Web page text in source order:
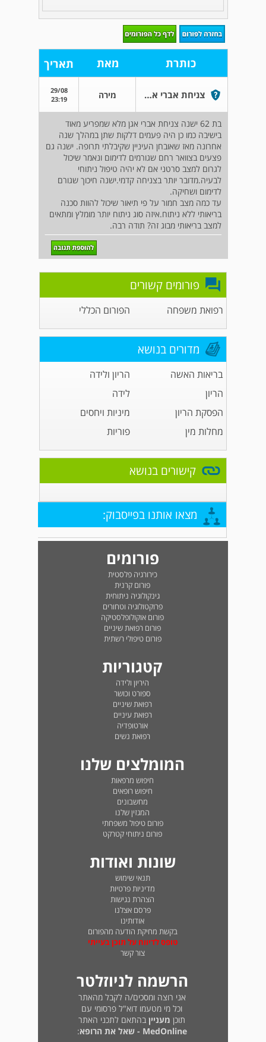
כותרת מאת תאריך
צניחת אברי אגן האם מדובר בסכנה בריאותי מירה
29/08
23:19
בת 62 ישנה צניחת אברי אגן מלא שמפריע מאוד
בישיבה כמו כן היה פעמים דלקות שתן במהלך שנה
אחרונה מאז שאובחן העיניין שקיבלתי תרופה. ישנה גם
פצעים בצוואר רחם שגורמים לדימום ונאמר שיכול
לגרום למצב סרטני אם לא יהיה טיפול ניתוחי
לבעיה.מדובר יותר בצניחה קדמי.ישנה חיכוך שגורם
לדימום ושחיקה.
עד כמה מצב חמור על פי תיאור שיכול להוות סכנה
בריאותי ללא ניתוח.איזה סוג ניתוח יותר מומלץ ומתאים
למצב בריאותי מבוג זה? תודה רבה.
פורומים קשורים
רפואת משפחה הפורום הכללי
מדורים בנושא
בריאות האשה
הריון ולידה
הריון
לידה
הפסקת הריון
מיניות ויחסים
מחלות מין
פוריות
קישורים בנושא
מצאו אותנו בפייסבוק:
פורומים
כירורגיה פלסטית
פורום קרנית
גינקולוגיה ניתוחית
פרוקטולוגיה וטחורים
פורום אוקולופלסטיקה
פורום רפואת שיניים
פורום טיפולי רשתית
קטגוריות
היריון ולידה
ספורט וכושר
רפואת שיניים
רפואת עיניים
אורטופדיה
רפואת נשים
המומלצים שלנו
חיפוש מרפאות
חיפוש רופאים
מחשבונים
המגזין שלנו
פורום טיפול משפחתי
פורום ניתוחי קטרקט
שונות ואודות
תנאי שימוש
מדיניות פרטיות
הצהרת נגישות
פרסם אצלנו
אודותינו
בקשת מחיקת הודעה מהפורום
טופס לדיווח על תוכן בעייתי
צור קשר
הרשמה לניוזלטר
אני רוצה ומסכים/ה לקבל מהאתר
וכל מי מטעמו דוא"ל פרסומי עם
תוכן מעניין בהתאם לתכני האתר
MedOnline - שאל את הרופא
: